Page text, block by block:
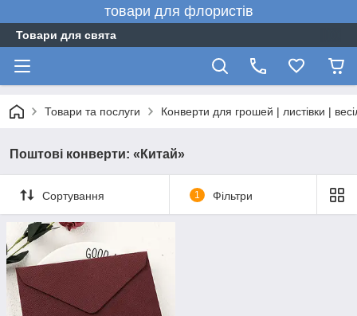
товари для флористів
Товари для свята
Товари та послуги Конверти для грошей | листівки |
Поштові конверти: «Китай»
Сортування 1 Фільтри